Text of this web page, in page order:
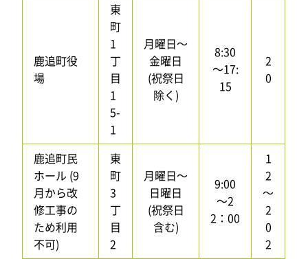
鹿追町役
場
東
町
1
丁
目
1
5-
1
月曜日～
金曜日
(祝祭日
除く)
8:30
～17:
15
2
0
鹿追町民
ホール (9
月から改
修工事の
ため利用
不可)
東
町
3
丁
目
2
月曜日～
日曜日
(祝祭日
含む)
9:00
～2
2：00
1
2
～
2
0
2